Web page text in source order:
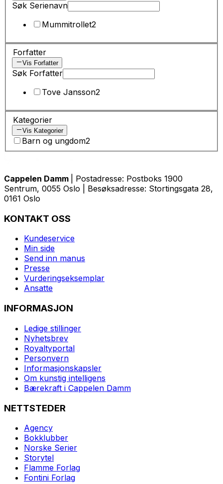
Søk Serienavn
Mummitrollet2
Forfatter
Vis Forfatter
Søk Forfatter
Tove Jansson2
Kategorier
Vis Kategorier
Barn og ungdom2
Cappelen Damm
| Postadresse: Postboks 1900
Sentrum, 0055 Oslo | Besøksadresse: Stortingsgata 28,
0161 Oslo
KONTAKT OSS
Kundeservice
Min side
Send inn manus
Presse
Vurderingseksemplar
Ansatte
INFORMASJON
Ledige stillinger
Nyhetsbrev
Royaltyportal
Personvern
Informasjonskapsler
Om kunstig intelligens
Bærekraft i Cappelen Damm
NETTSTEDER
Agency
Bokklubber
Norske Serier
Storytel
Flamme Forlag
Fontini Forlag